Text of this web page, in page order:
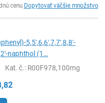
cenu Dopytovať väčšie množstvo
5,5',6,6',7,7',8,8'-
naphthol (1…
Kat. č.: R00F978,100mg